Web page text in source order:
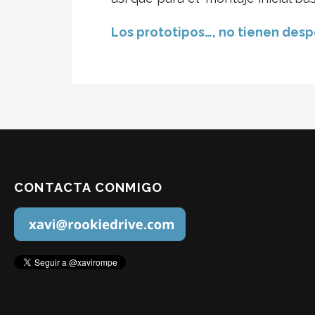
Los prototipos…, no tienen
CONTACTA CONMIGO